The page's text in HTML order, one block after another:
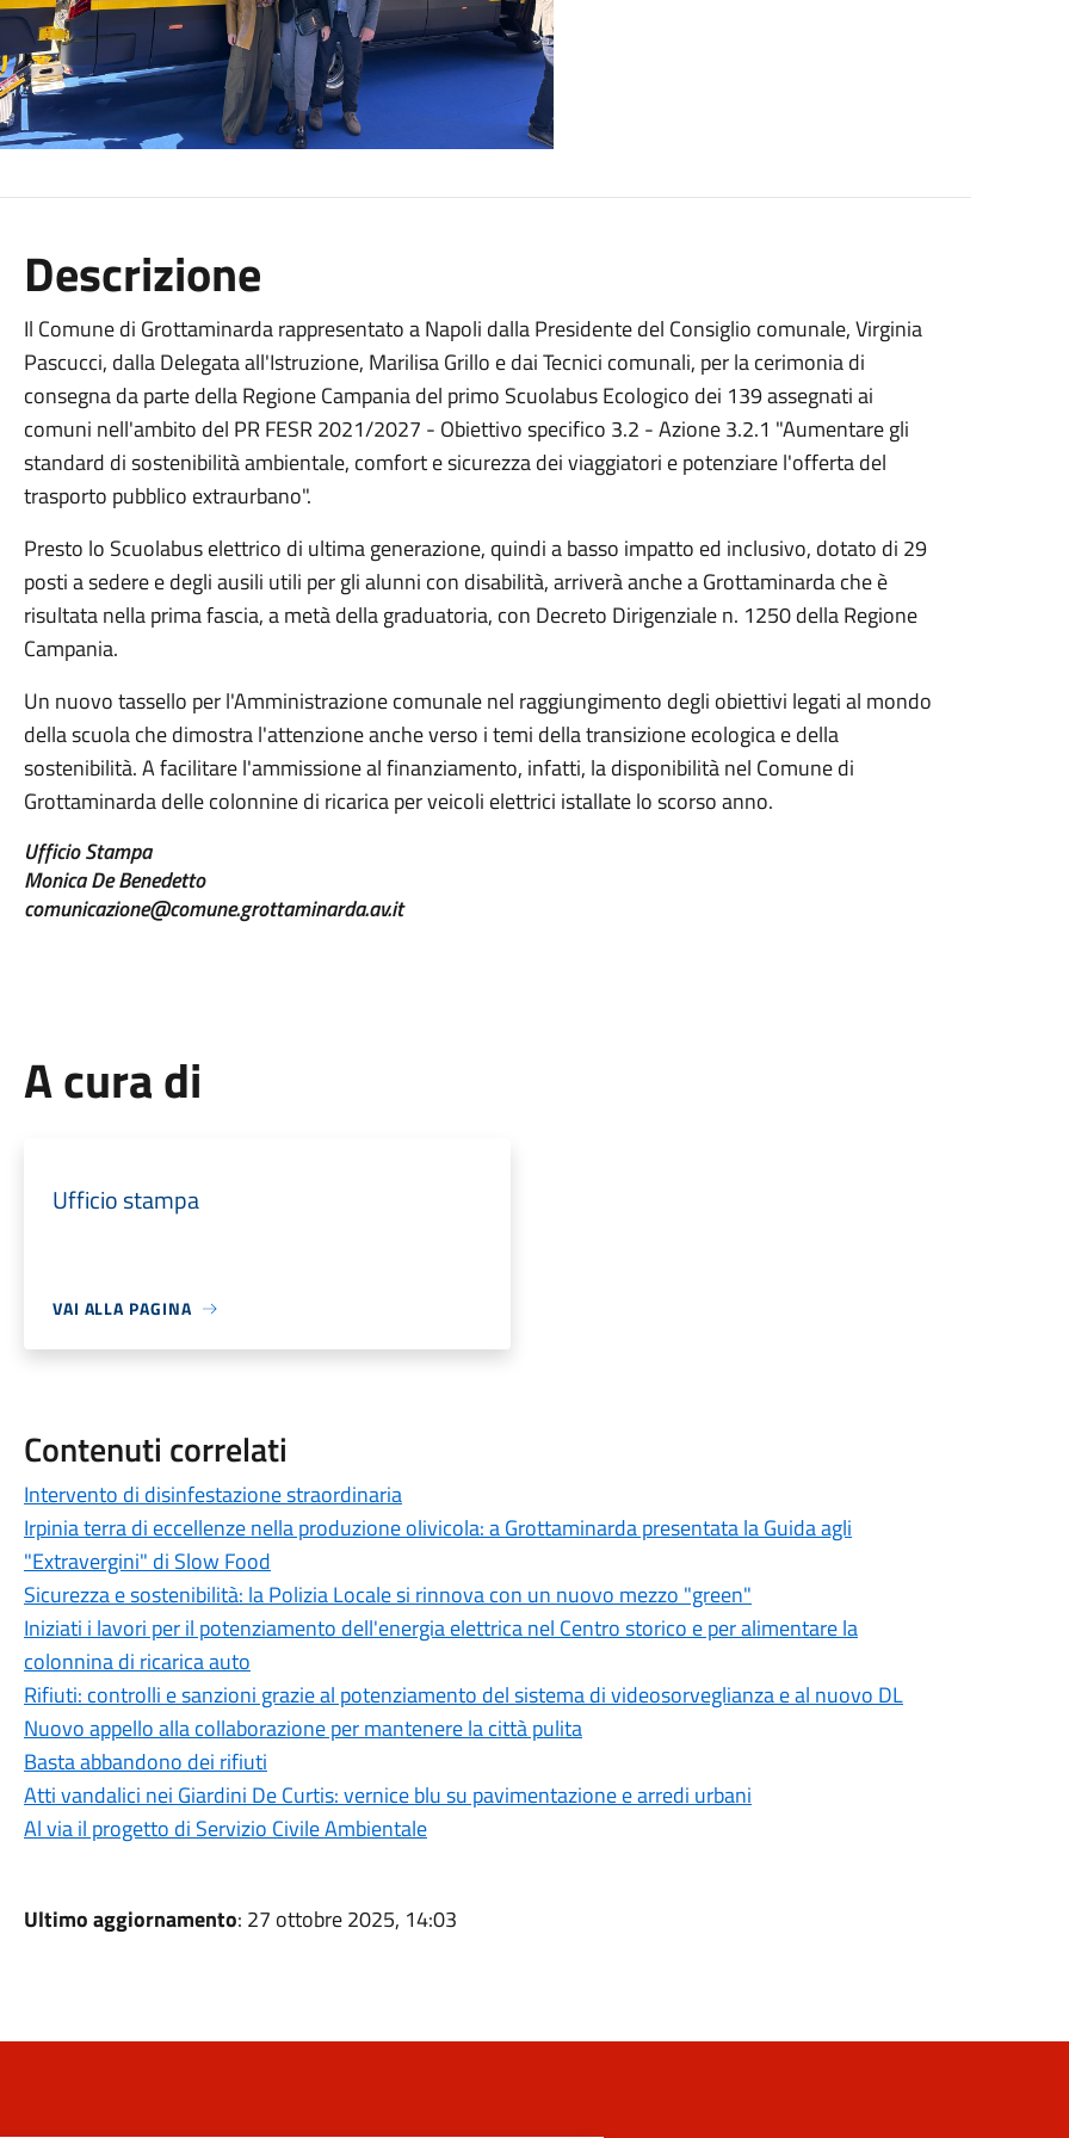
Descrizione
Il Comune di Grottaminarda rappresentato a Napoli dalla Presidente del Consiglio comunale, Virginia
Pascucci, dalla Delegata all'Istruzione, Marilisa Grillo e dai Tecnici comunali, per la cerimonia di
consegna da parte della Regione Campania del primo Scuolabus Ecologico dei 139 assegnati ai
comuni nell'ambito del PR FESR 2021/2027 - Obiettivo specifico 3.2 - Azione 3.2.1 "Aumentare gli
standard di sostenibilità ambientale, comfort e sicurezza dei viaggiatori e potenziare l'offerta del
trasporto pubblico extraurbano".
Presto lo Scuolabus elettrico di ultima generazione, quindi a basso impatto ed inclusivo, dotato di 29
posti a sedere e degli ausili utili per gli alunni con disabilità, arriverà anche a Grottaminarda che è
risultata nella prima fascia, a metà della graduatoria, con Decreto Dirigenziale n. 1250 della Regione
Campania.
Un nuovo tassello per l'Amministrazione comunale nel raggiungimento degli obiettivi legati al mondo
della scuola che dimostra l'attenzione anche verso i temi della transizione ecologica e della
sostenibilità. A facilitare l'ammissione al finanziamento, infatti, la disponibilità nel Comune di
Grottaminarda delle colonnine di ricarica per veicoli elettrici istallate lo scorso anno.
Ufficio Stampa
Monica De Benedetto
comunicazione@comune.grottaminarda.av.it
A cura di
Ufficio stampa
VAI ALLA PAGINA
Contenuti correlati
Intervento di disinfestazione straordinaria
Irpinia terra di eccellenze nella produzione olivicola: a Grottaminarda presentata la Guida agli
"Extravergini" di Slow Food
Sicurezza e sostenibilità: la Polizia Locale si rinnova con un nuovo mezzo "green"
Iniziati i lavori per il potenziamento dell'energia elettrica nel Centro storico e per alimentare la
colonnina di ricarica auto
Rifiuti: controlli e sanzioni grazie al potenziamento del sistema di videosorveglianza e al nuovo DL
Nuovo appello alla collaborazione per mantenere la città pulita
Basta abbandono dei rifiuti
Atti vandalici nei Giardini De Curtis: vernice blu su pavimentazione e arredi urbani
Al via il progetto di Servizio Civile Ambientale
Ultimo aggiornamento: 27 ottobre 2025, 14:03